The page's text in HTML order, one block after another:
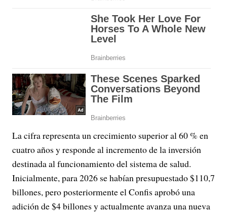
La cifra representa un crecimiento superior al 60 % en
cuatro años y responde al incremento de la inversión
destinada al funcionamiento del sistema de salud.
Inicialmente, para 2026 se habían presupuestado $110,7
billones, pero posteriormente el Confis aprobó una
adición de $4 billones y actualmente avanza una nueva